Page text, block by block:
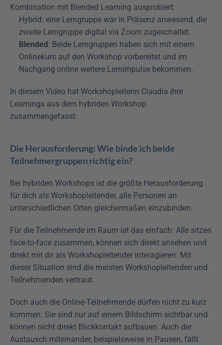
Kombination mit Blended Learning ausprobiert:
Hybrid: eine Lerngruppe war in Präsenz anwesend, die
zweite Lerngruppe digital via Zoom zugeschaltet.
Blended: Beide Lerngruppen haben sich mit einem
Onlinekurs auf den Workshop vorbereitet und im
Nachgang online weitere Lernimpulse bekommen.
In diesem Video hat Workshopleiterin Claudia ihre
Learnings aus dem hybriden Workshop
zusammengefasst:
Die Herausforderung: Wie binde ich beide
Teilnehmergruppen richtig ein?
Bei hybriden Workshops ist die größte Herausforderung
für dich als Workshopleitender, alle Personen an
unterschiedlichen Orten gleichermaßen einzubinden.
Für die Teilnehmende im Raum ist das einfach: Alle sitzen
face-to-face zusammen, können sich direkt ansehen und
direkt mit dir als Workshopleitender interagieren. Mit
dieser Situation sind die meisten Workshopleitenden und
Teilnehmenden vertraut.
Doch auch die Online-Teilnehmende dürfen nicht zu kurz
kommen: Sie sind nur auf einem Bildschirm sichtbar und
können nicht direkt Blickkontakt aufbauen. Auch der
Austausch miteinander, beispielsweise in Pausen, fällt